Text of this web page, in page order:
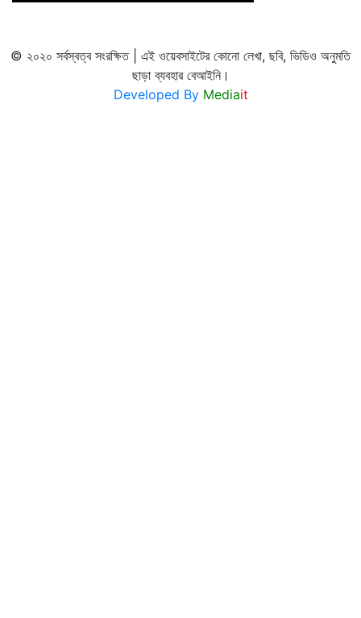
© ২০২০ সর্বস্বত্ব সংরক্ষিত | এই ওয়েবসাইটের কোনো লেখা, ছবি, ভিডিও অনুমতি
ছাড়া ব্যবহার বেআইনি।
Developed By Mediait